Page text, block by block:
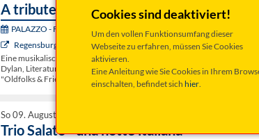
Cookies sind deaktiviert!
Um den vollen Funktionsumfang dieser
Webseite zu erfahren, müssen Sie Cookies
aktivieren.
Eine Anleitung wie Sie Cookies in Ihrem
einschalten, befindet sich hier.
A tribute to Bob Dylan - Oldfolks & Friends
PALAZZO - Festival :
Regensburg, Thon-Dittmer-Palais
Eine musikalische "Verneigung" vor dem großartigen Lebenswerk von
Dylan, Literatur-Nobelpreisträger von 2016. Unsterbliche Songs mit
"Oldfolks & Friends".
So 09. August 2026 19:30 Uhr
Trio Salato - una notte italiana